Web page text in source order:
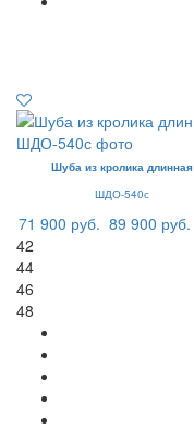
Шуба из кролика длинная
ШДО-540с
71 900 руб. 89 900 руб.
42
44
46
48